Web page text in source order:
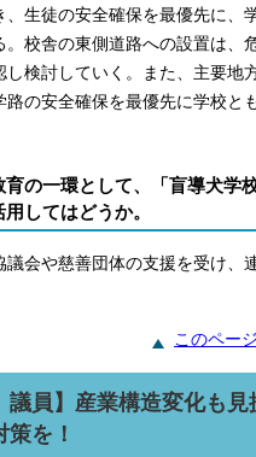
、生徒の安全確保を最優先に、
。校舎の東側道路への設置は、
し検討していく。また、主要地
路の安全確保を最優先に学校と
の一環として、「盲導犬学
してはどうか。
議会や慈善団体の支援を受け、
このペー
員】産業構造変化も見
を！